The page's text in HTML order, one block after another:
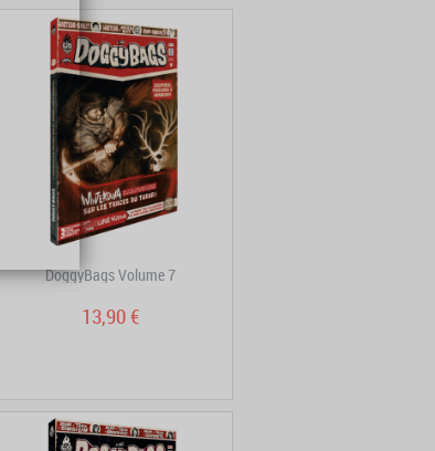
DoggyBags Volume 7
13,90 €